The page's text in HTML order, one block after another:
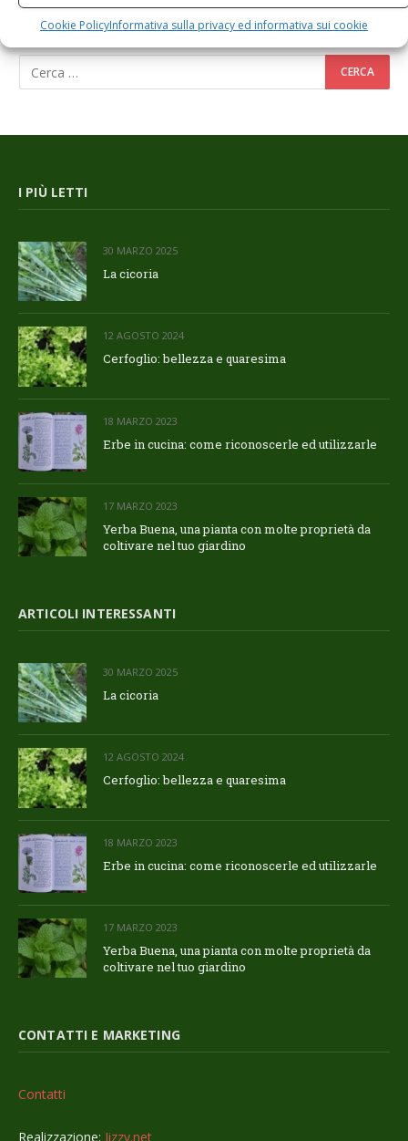
Cookie PolicyInformativa sulla privacy ed informativa sui cookie
RICERCA NEL SITO
I PIÙ LETTI
30 MARZO 2025
La cicoria
12 AGOSTO 2024
Cerfoglio: bellezza e quaresima
18 MARZO 2023
Erbe in cucina: come riconoscerle ed utilizzarle
17 MARZO 2023
Yerba Buena, una pianta con molte proprietà da
coltivare nel tuo giardino
ARTICOLI INTERESSANTI
30 MARZO 2025
La cicoria
12 AGOSTO 2024
Cerfoglio: bellezza e quaresima
18 MARZO 2023
Erbe in cucina: come riconoscerle ed utilizzarle
17 MARZO 2023
Yerba Buena, una pianta con molte proprietà da
coltivare nel tuo giardino
CONTATTI E MARKETING
Contatti
Realizzazione: Jizzy.net